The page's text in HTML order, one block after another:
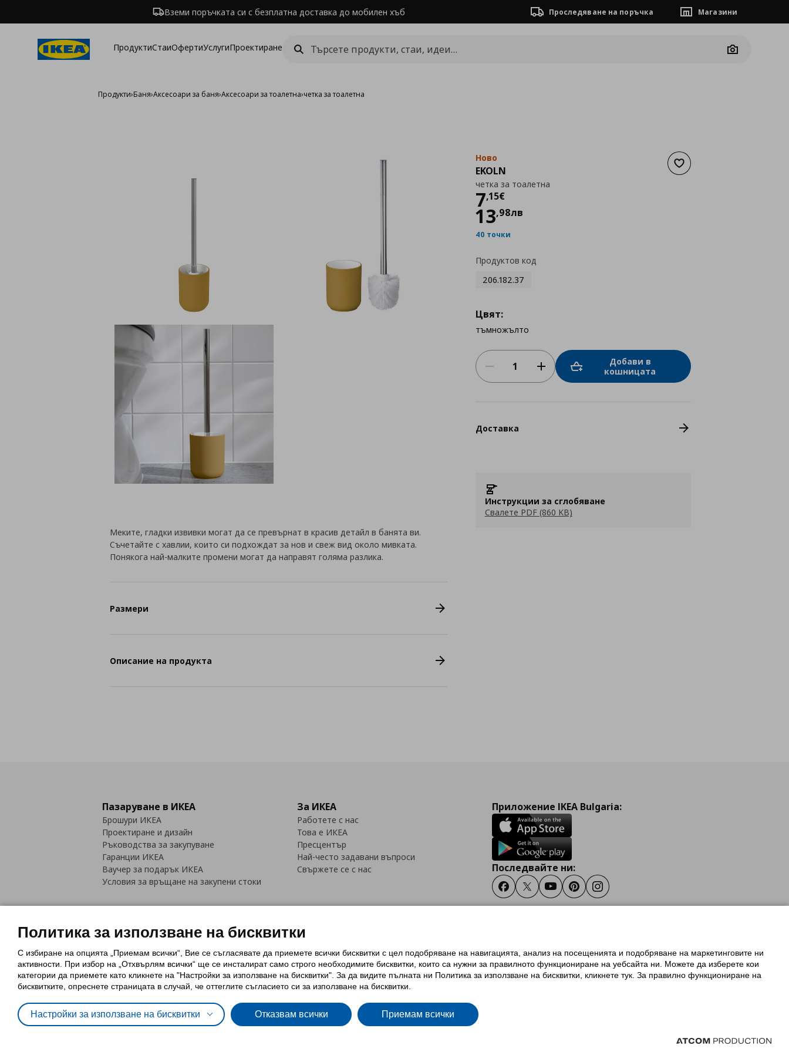
Вземи поръчката си с безплатна доставка до мобилен хъб Проследяване на поръчка Магазини
ПродуктиСтаиОфертиУслугиПроектиране
Camera
Продукти›Баня›Аксесоари за баня›Аксесоари за тоалетна›четка за тоалетна
Добави към списъка с
Ново
EKOLN
четка за тоалетна
7,15€
Цена
13,98лв
40 точки
Продуктов код
206.182.37
Цвят:
тъмножълто
Добави в
кошницата
Доставка
Инструкции за сглобяване
Свалете PDF (860 KB)
Меките, гладки извивки могат да се превърнат в красив детайл в банята ви.
Съчетайте с хавлии, които си подхождат за нов и свеж вид около мивката.
Понякога най-малките промени могат да направят голяма разлика.
Размери
Описание на продукта
Пазаруване в ИКЕА
Брошури ИКЕА
Проектиране и дизайн
Ръководства за закупуване
Гаранции ИКЕА
Ваучер за подарък ИКЕА
Условия за връщане на закупени стоки
За ИКЕА
Работете с нас
Това е ИКЕА
Пресцентър
Най-често задавани въпроси
Свържете се с нас
Приложение IKEA Bulgaria:
Последвайте ни:
FacebookTwitterYoutubePinterestInstagram
Политика за използване на бисквитки (Cookies)Избор на настройки за използване на бисквиткиУсловия за ползване на ikea.bg
Обща политика за личните данни
Политика за защита на личните данни на ikea.bg
Общи условия на програма IKEA Family
Политика за защита на лични данни на програма IKEA Family
Политика за използване на бисквитки
С избиране на опцията „Приемам всички“, Вие се съгласявате да приемете всички бисквитки с цел подобряване на навигацията, анализ на посещенията и подобряване на маркетинговите ни
активности. При избор на „Отхвърлям всички“ ще се инсталират само строго необходимитe бисквитки, които са нужни за правилното функциониране на уебсайта ни. Можете да изберете кои
категории да приемете като кликнете на "Настройки за използване на бисквитки". За да видите пълната ни Политика за използване на бисквитки, кликнете тук. За правилно функциониране на
бисквитките, опреснете страницата в случай, че оттеглите съгласието си за използване на бисквитки.
Настройки за използване на бисквитки Отказвам всички Приемам всички